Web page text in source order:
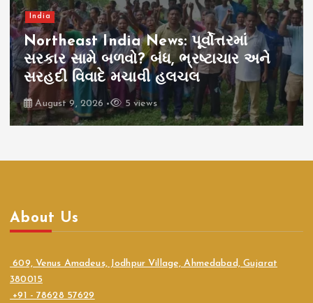
India
Northeast India News: પૂર્વોત્તરમાં
સરકાર સામે બળવો? બંધ, ભ્રષ્ટાચાર અને
સરહદી વિવાદે મચાવી હલચલ
August 9, 2026 5 views
About Us
609, Venus Amadeus, Jodhpur Village, Ahmedabad, Gujarat
380015
+91 - 78628 57629